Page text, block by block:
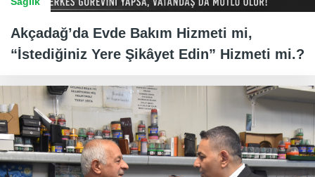
Akçadağ’da Evde Bakım Hizmeti mi,
“İstediğiniz Yere Şikâyet Edin” Hizmeti mi.?